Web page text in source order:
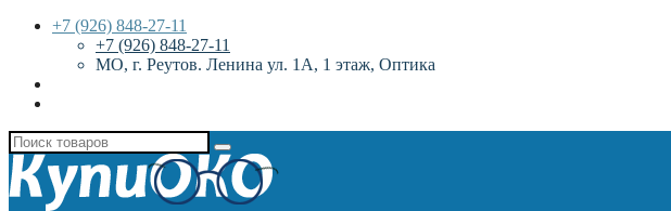
+7 (926) 848-27-11
+7 (926) 848-27-11
МО, г. Реутов. Ленина ул. 1А, 1 этаж, Оптика